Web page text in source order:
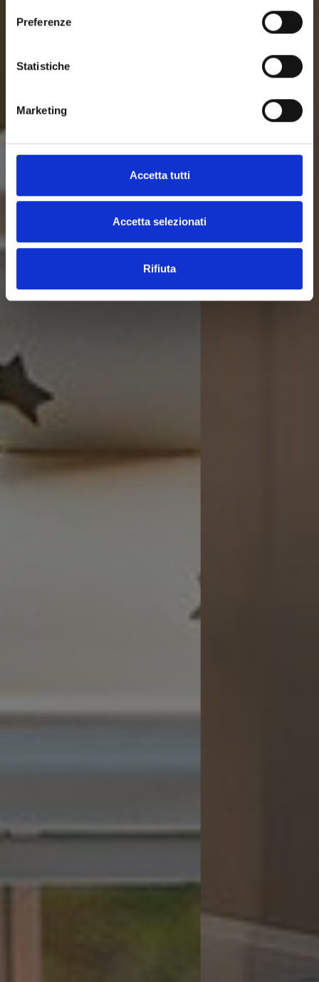
Preferenze
Statistiche
Marketing
Accetta tutti
Accetta selezionati
Rifiuta
City Life